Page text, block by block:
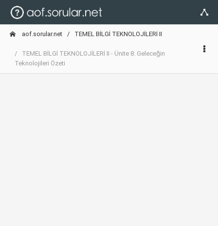
aof.sorular.net TEMEL BİLGİ TEKNOLOJİLERİ II
TEMEL BİLGİ TEKNOLOJİLERİ II - Ünite 8: Geleceğin
Teknolojileri Özeti